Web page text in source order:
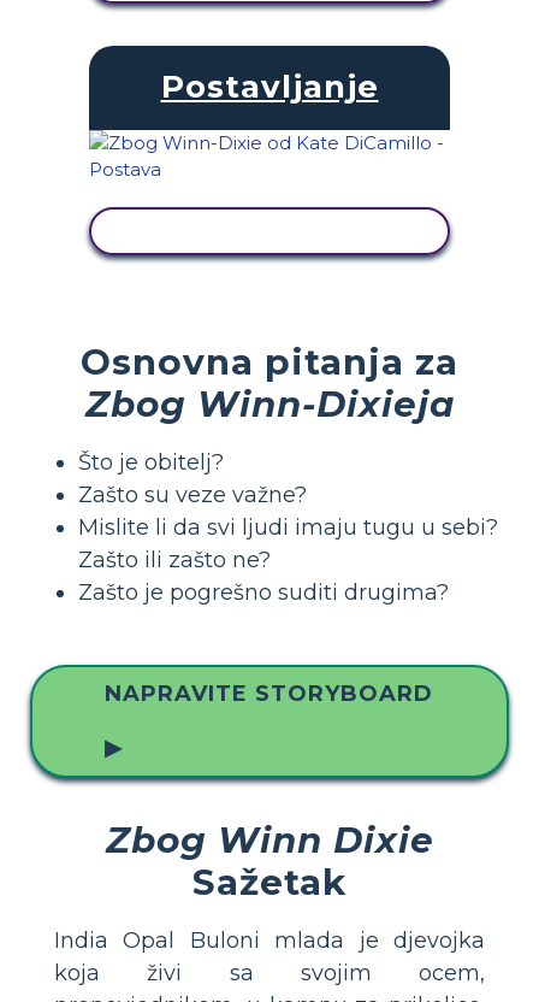
Postavljanje
Osnovna pitanja za
Zbog Winn-Dixieja
Što je obitelj?
Zašto su veze važne?
Mislite li da svi ljudi imaju tugu u sebi?
Zašto ili zašto ne?
Zašto je pogrešno suditi drugima?
NAPRAVITE STORYBOARD
▶
Zbog Winn Dixie
Sažetak
India Opal Buloni mlada je djevojka
koja živi sa svojim ocem,